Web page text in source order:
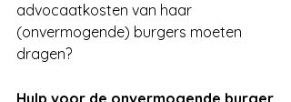
advocaatkosten van haar
(onvermogende) burgers moeten
dragen?
Hulp voor de onvermogende burger